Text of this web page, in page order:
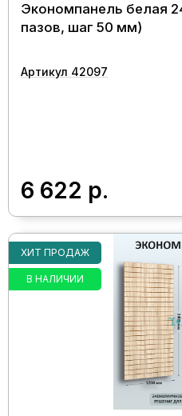
Экономпанель белая
пазов, шаг 50 мм)
Артикул 42097
6 622 р.
ХИТ ПРОДАЖ
В НАЛИЧИИ